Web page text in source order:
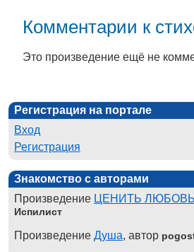
Комментарии к
Это произведение ещё не
Регистрация на портале
Вход
Регистрация
Знакомство с авторами
Произведение ЦЕНИТЬ ЛЮБОВЬ
Испилист
Произведение Душа, автор